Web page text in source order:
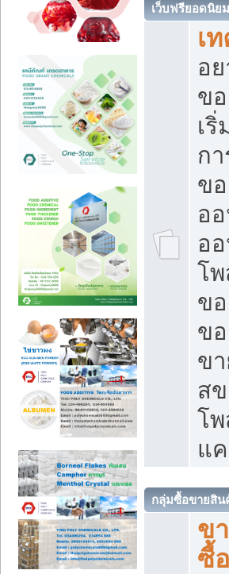
เว็บฟรียอดนิยม
เ
อ
ข
เ
ก
ข
อ
อ
โ
ข
ข
ข
ส
โ
แ
กลุ่มซื้อขายสิน
ข
ซื้อ